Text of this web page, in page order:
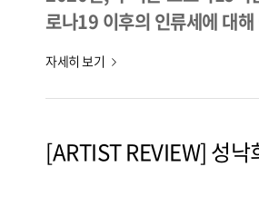
로나19 이후의 인류세에 대
자세히 보기
[ARTIST REVIEW] 성낙